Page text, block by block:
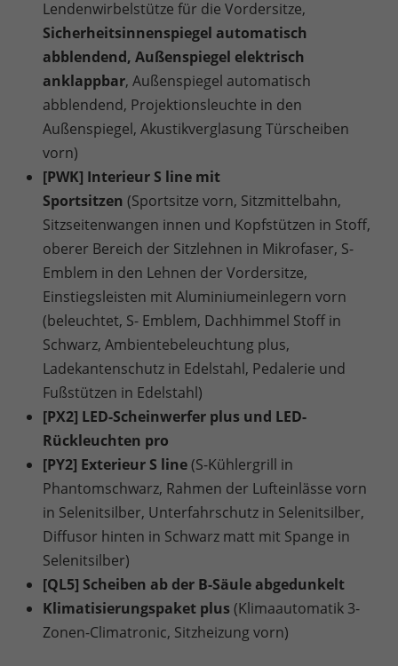
Lendenwirbelstütze für die Vordersitze,
Sicherheitsinnenspiegel automatisch
abblendend, Außenspiegel elektrisch
anklappbar, Außenspiegel automatisch
abblendend, Projektionsleuchte in den
Außenspiegel, Akustikverglasung Türscheiben
vorn)
[PWK] Interieur S line mit
Sportsitzen (Sportsitze vorn, Sitzmittelbahn,
Sitzseitenwangen innen und Kopfstützen in Stoff,
oberer Bereich der Sitzlehnen in Mikrofaser, S-
Emblem in den Lehnen der Vordersitze,
Einstiegsleisten mit Aluminiumeinlegern vorn
(beleuchtet, S- Emblem, Dachhimmel Stoff in
Schwarz, Ambientebeleuchtung plus,
Ladekantenschutz in Edelstahl, Pedalerie und
Fußstützen in Edelstahl)
[PX2] LED-Scheinwerfer plus und LED-
Rückleuchten pro
[PY2] Exterieur S line(S-Kühlergrill in
Phantomschwarz, Rahmen der Lufteinlässe vorn
in Selenitsilber, Unterfahrschutz in Selenitsilber,
Diffusor hinten in Schwarz matt mit Spange in
Selenitsilber)
[QL5] Scheiben ab der B-Säule abgedunkelt
Klimatisierungspaket plus(Klimaautomatik 3-
Zonen-Climatronic, Sitzheizung vorn)